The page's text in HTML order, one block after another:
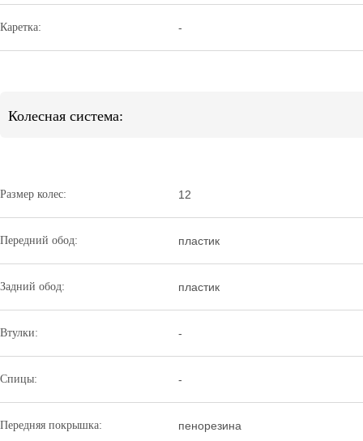
Каретка: -
Колесная система:
Размер колес: 12
Передний обод: пластик
Задний обод: пластик
Втулки: -
Спицы: -
Передняя покрышка: пенорезина